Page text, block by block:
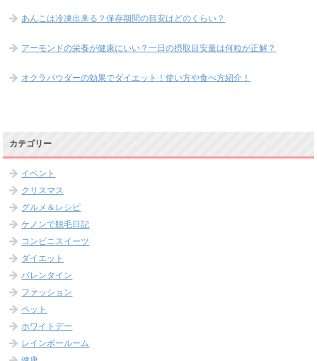
あんこは冷凍出来る？保存期間の目安はどのくらい？
アーモンドの栄養が健康にいい？一日の摂取目安量は何粒が正解？
オクラパウダーの効果でダイエット！使い方や食べ方紹介！
カテゴリー
イベント
クリスマス
グルメ＆レシピ
ケノンで脱毛日記
コンビニスイーツ
ダイエット
バレンタイン
ファッション
ペット
ホワイトデー
レインボールーム